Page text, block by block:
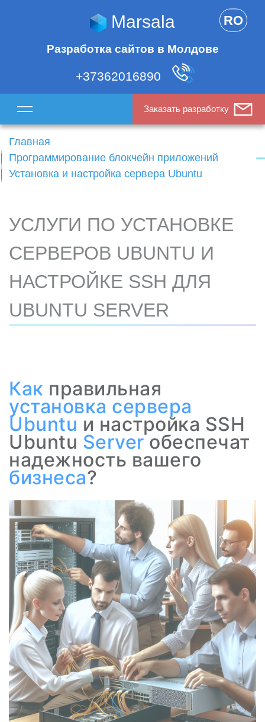
Marsala
Разработка сайтов в Молдове
+37362016890
RO
Заказать разработку
Главная
Программирование блокчейн приложений
Установка и настройка сервера Ubuntu
УСЛУГИ ПО УСТАНОВКЕ
СЕРВЕРОВ UBUNTU И
НАСТРОЙКЕ SSH ДЛЯ
UBUNTU SERVER
Как правильная
установка сервера
Ubuntu и настройка SSH
Ubuntu Serverобеспечат
надежность вашего
бизнеса?